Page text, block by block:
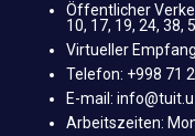
Öffentlicher
10, 17, 19, 24, 38,
Virtueller Empfang
Telefon: +998 71
E-mail:
Arbeitszeiten: